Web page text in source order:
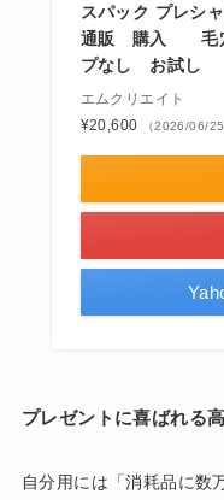
スパック プレシ
通販 購入 毛
プなし お試し
エムクリエイト
¥20,600
（2026/06/
プレゼントに喜ばれる
自分用には「消耗品に数